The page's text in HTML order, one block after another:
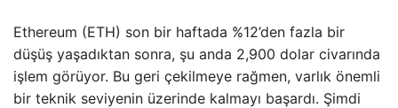
Ethereum (ETH) son bir haftada %12’den fazla bir
düşüş yaşadıktan sonra, şu anda 2,900 dolar civarında
işlem görüyor. Bu geri çekilmeye rağmen, varlık önemli
bir teknik seviyenin üzerinde kalmayı başardı. Şimdi